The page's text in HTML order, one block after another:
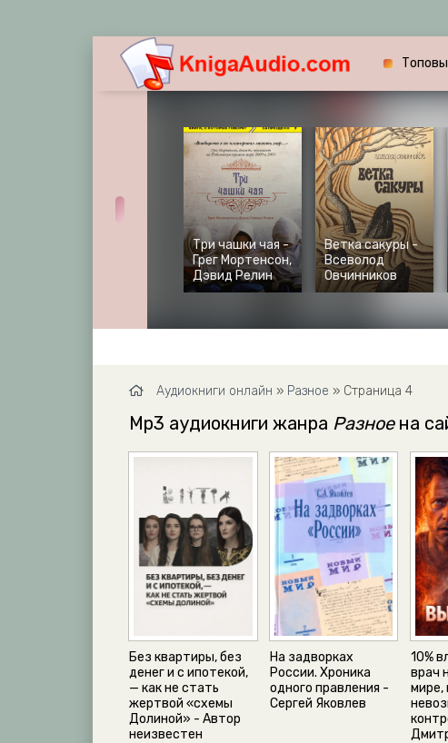
Три чашки чая -
Грег Мортенсон,
Дэвид Релин
Ветка сакуры -
Всеволод
Овчинников
Аудиокниги онлайн » Разное » Страница 4
Mp3 аудиокниги жанра Разноена
Без квартиры, без
денег и с ипотекой,
— как не стать
жертвой «схемы
Долиной» - Автор
неизвестен
На задворках
России. Хроника
одного правления -
Сергей Яковлев
10%
врач
мире,